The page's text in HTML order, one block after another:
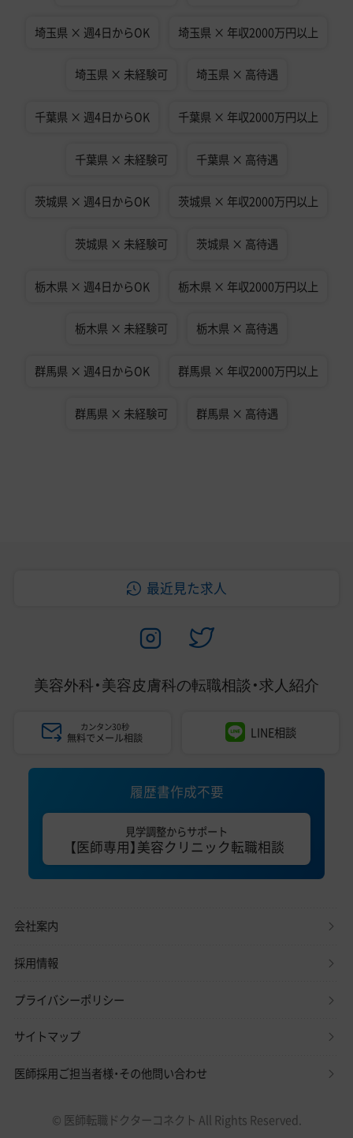
埼玉県 × 週4日からOK 埼玉県 × 年収2000万円以上
埼玉県 × 未経験可 埼玉県 × 高待遇
千葉県 × 週4日からOK 千葉県 × 年収2000万円以上
千葉県 × 未経験可 千葉県 × 高待遇
茨城県 × 週4日からOK 茨城県 × 年収2000万円以上
茨城県 × 未経験可 茨城県 × 高待遇
栃木県 × 週4日からOK 栃木県 × 年収2000万円以上
栃木県 × 未経験可 栃木県 × 高待遇
群馬県 × 週4日からOK 群馬県 × 年収2000万円以上
群馬県 × 未経験可 群馬県 × 高待遇
最近見た求人
美容外科・美容皮膚科の転職相談・求人紹介
カンタン30秒
無料でメール相談 LINE相談
履歴書作成不要
見学調整からサポート
【医師専用】美容クリニック転職相談
会社案内
採用情報
プライバシーポリシー
サイトマップ
医師採用ご担当者様・その他問い合わせ
© 医師転職ドクターコネクト All Rights Reserved.